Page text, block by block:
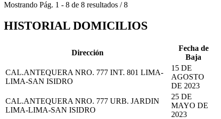
Mostrando Pág. 1 - 8 de 8 resultados /8
HISTORIAL DOMICILIOS
Dirección
Fecha de
Baja
CAL.ANTEQUERA NRO. 777 INT. 801 LIMA-
LIMA-SAN ISIDRO
15 DE
AGOSTO
DE 2023
CAL.ANTEQUERA NRO. 777 URB. JARDIN
LIMA-LIMA-SAN ISIDRO
25 DE
MAYO DE
2023